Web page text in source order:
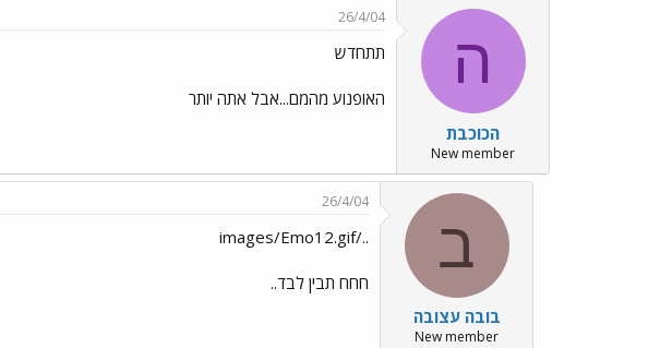
ה
הכוכבת
New member
26/4/04
תתחדש
האופנוע מהמם...אבל אתה יותר
ב
בובה עצובה
New member
26/4/04
../images/Emo12.gif
חחח תבין לבד..